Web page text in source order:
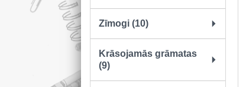
Zīmogi (10)
Krāsojamās grāmatas
(9)